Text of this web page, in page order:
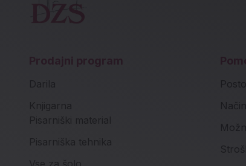
Prodajni program
Darila
Knjigarna
Pisarniški material
Pisarniška tehnika
Vse za šolo